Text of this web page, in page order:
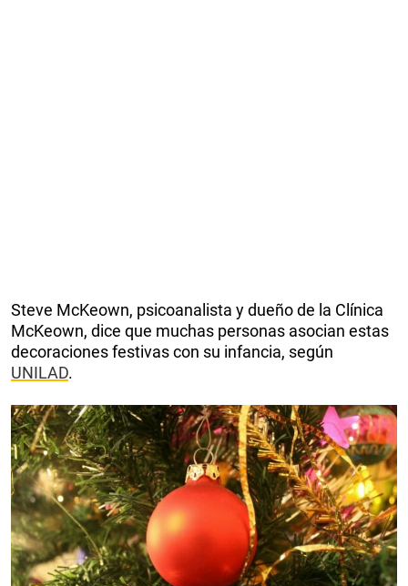
Steve McKeown, psicoanalista y dueño de la Clínica
McKeown, dice que muchas personas asocian estas
decoraciones festivas con su infancia, según
UNILAD.